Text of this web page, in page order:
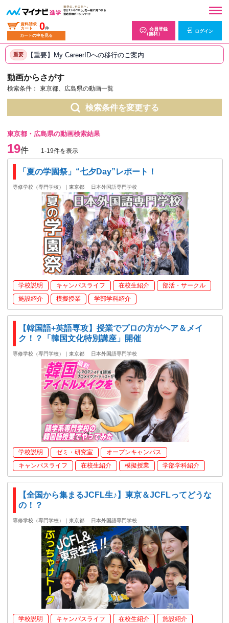
資料請求
カート
0件
カートの中を見る
会員登録
（無料）
ログイン
重要 【重要】My CareerIDへの移行のご案内
動画からさがす
検索条件： 東京都、広島県の動画一覧
検索条件を変更する
東京都・広島県の動画検索結果
19件 1-19件を表示
「夏の学園祭」“七夕Day”レポート！
専修学校（専門学校）｜東京都 日本外国語専門学校
学校説明 キャンパスライフ 在校生紹介
部活・サークル
施設紹介
模擬授業 学部学科紹介
【韓国語+英語専攻】授業でプロの方がヘア＆メイ
ク！？「韓国文化特別講座」開催
専修学校（専門学校）｜東京都 日本外国語専門学校
学校説明 ゼミ・研究室
オープンキャンパス
キャンパスライフ
在校生紹介 模擬授業 学部学科紹介
【全国から集まるJCFL生♪】東京＆JCFLってどうな
の！？
専修学校（専門学校）｜東京都 日本外国語専門学校
学校説明 キャンパスライフ 在校生紹介
施設紹介